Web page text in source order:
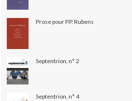
Prose pour P.P. Rubens
Septentrion, n° 2
Septentrion, n° 4